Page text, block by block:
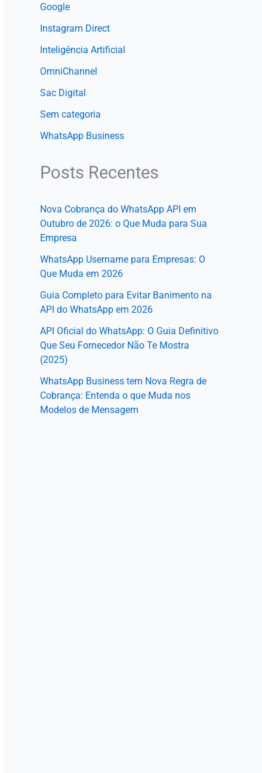
Google
Instagram Direct
Inteligência Artificial
OmniChannel
Sac Digital
Sem categoria
WhatsApp Business
Posts Recentes
Nova Cobrança do WhatsApp API em
Outubro de 2026: o Que Muda para Sua
Empresa
WhatsApp Username para Empresas: O
Que Muda em 2026
Guia Completo para Evitar Banimento na
API do WhatsApp em 2026
API Oficial do WhatsApp: O Guia Definitivo
Que Seu Fornecedor Não Te Mostra
(2025)
WhatsApp Business tem Nova Regra de
Cobrança: Entenda o que Muda nos
Modelos de Mensagem